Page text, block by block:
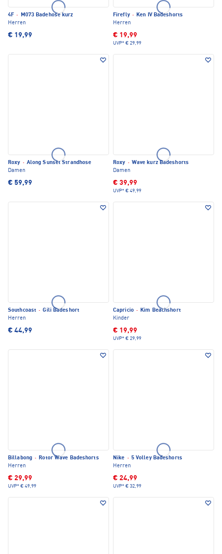
4F ·
M073 Badehose kurz
Herren
€ 19,99
Firefly · Ken IV Badeshorts
Herren
€ 19,99
UVP* € 29,99
Roxy · Along Sunset Strandhose
Damen
€ 59,99
Roxy · Wave kurz Badeshorts
Damen
€ 39,99
UVP* € 49,99
Southcoast · Gili Badeshort
Herren
€ 44,99
Capricio · Kim Beachshort
Kinder
€ 19,99
UVP* € 29,99
Billabong · Rotor Wave Badeshorts
Herren
€ 29,99
UVP* € 49,99
Nike · 5 Volley Badeshorts
Herren
€ 24,99
UVP* € 32,99